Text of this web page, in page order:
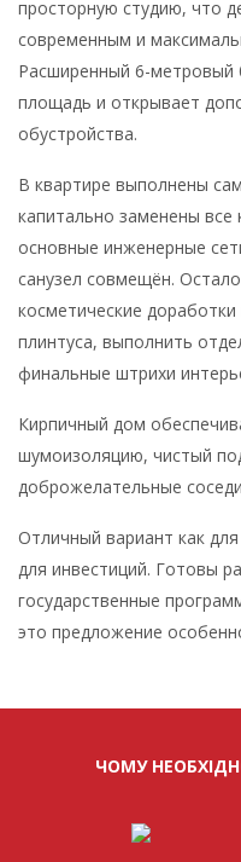
просторную студию, что
современным и
Расширенный 6-метровый
площадь и открывает
обустройства.
В квартире выполнены
капитально заменены
основные инженерные
санузел совмещён.
косметические
плинтуса, выполнить
финальные штрихи
Кирпичный дом
шумоизоляцию, чистый
доброжелательные
Отличный вариант как
для инвестиций. Готовы
государственные
это предложение
ЧОМУ